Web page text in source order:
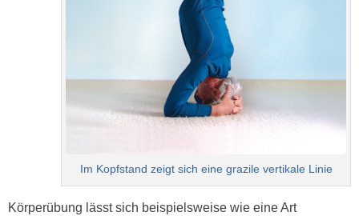
Im Kopfstand zeigt sich eine grazile vertikale Linie
Körperübung lässt sich beispielsweise wie eine Art